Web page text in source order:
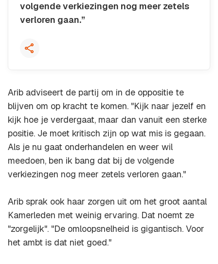
volgende verkiezingen nog meer zetels
verloren gaan.”
Kopieer quote
Arib adviseert de partij om in de oppositie te
blijven om op kracht te komen. "Kijk naar jezelf en
kijk hoe je verdergaat, maar dan vanuit een sterke
positie. Je moet kritisch zijn op wat mis is gegaan.
Als je nu gaat onderhandelen en weer wil
meedoen, ben ik bang dat bij de volgende
verkiezingen nog meer zetels verloren gaan."
Arib sprak ook haar zorgen uit om het groot aantal
Kamerleden met weinig ervaring. Dat noemt ze
"zorgelijk". "De omloopsnelheid is gigantisch. Voor
het ambt is dat niet goed."